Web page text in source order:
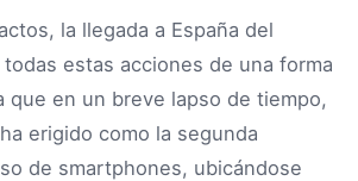
la llegada a España del
estas acciones de una forma
que en un breve lapso de tiempo,
erigido como la segunda
de smartphones, ubicándose